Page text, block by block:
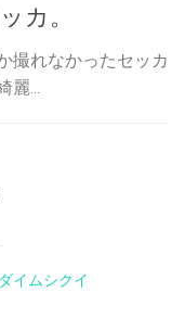
カ。
撮れなかったセッカ
麗...
イムシクイ